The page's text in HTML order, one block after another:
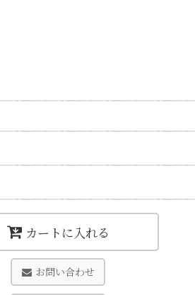
カートに入れる
お問い合わせ